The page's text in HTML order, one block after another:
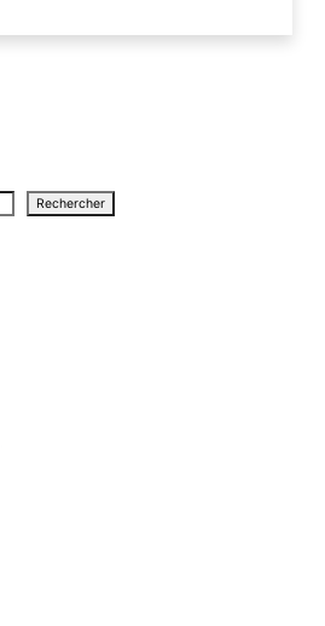
Rechercher